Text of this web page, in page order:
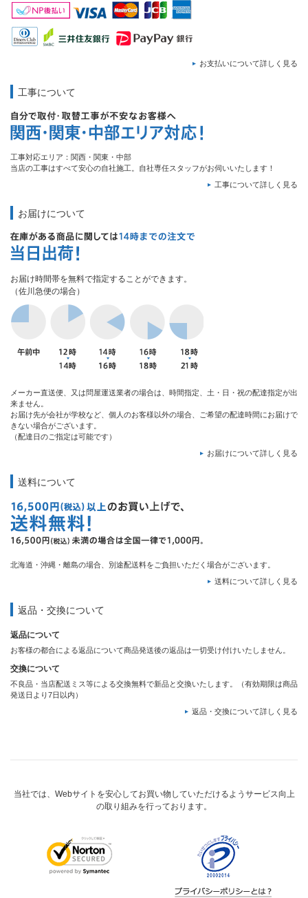
お支払いについて詳しく見る
工事について
工事対応エリア：関西・関東・中部
当店の工事はすべて安心の自社施工。自社専任スタッフがお伺いいたします！
工事について詳しく見る
お届けについて
お届け時間帯を無料で指定することができます。
（佐川急便の場合）
メーカー直送便、又は問屋運送業者の場合は、時間指定、土・日・祝の配達指定が出
来ません。
お届け先が会社が学校など、個人のお客様以外の場合、ご希望の配達時間にお届けで
きない場合がございます。
（配達日のご指定は可能です）
お届けについて詳しく見る
送料について
北海道・沖縄・離島の場合、別途配送料をご負担いただく場合がございます。
送料について詳しく見る
返品・交換について
返品について
お客様の都合による返品について商品発送後の返品は一切受け付けいたしません。
交換について
不良品・当店配送ミス等による交換無料で新品と交換いたします。（有効期限は商品
発送日より7日以内）
返品・交換について詳しく見る
当社では、Webサイトを安心してお買い物していただけるようサービス向上
の取り組みを行っております。